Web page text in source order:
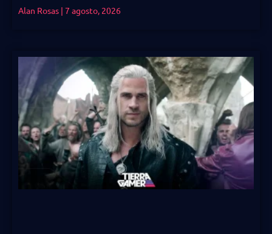
Alan Rosas 7 agosto, 2026